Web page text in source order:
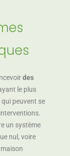
des
le plus
peuvent se
un système
nul, voire